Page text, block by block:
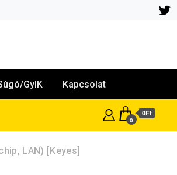
GyIK Kapcsolat
0
0Ft
LAN) [Keyes]